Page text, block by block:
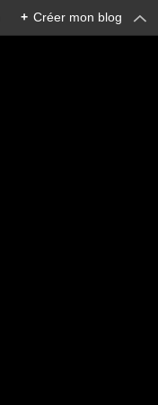
+ Créer mon blog